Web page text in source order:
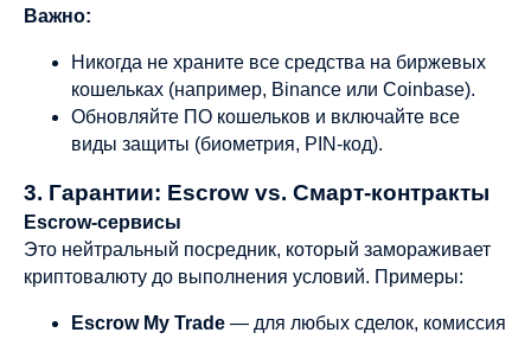
Важно:
Никогда не храните все средства на биржевых
кошельках (например, Binance или Coinbase).
Обновляйте ПО кошельков и включайте все
виды защиты (биометрия, PIN-код).
3. Гарантии: Escrow vs. Смарт-контракты
Escrow-сервисы
Это нейтральный посредник, который замораживает
криптовалюту до выполнения условий. Примеры:
Escrow My Trade — для любых сделок, комиссия